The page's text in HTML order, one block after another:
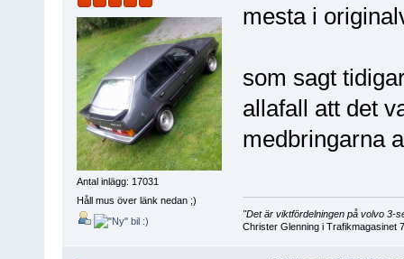
Antal inlägg: 17031
Håll mus över länk nedan ;)
mesta i
som sagt
allafall att det
medbringarna
"Det är viktfördelningen på volvo 3-
Christer Glenning i Trafikmagasinet